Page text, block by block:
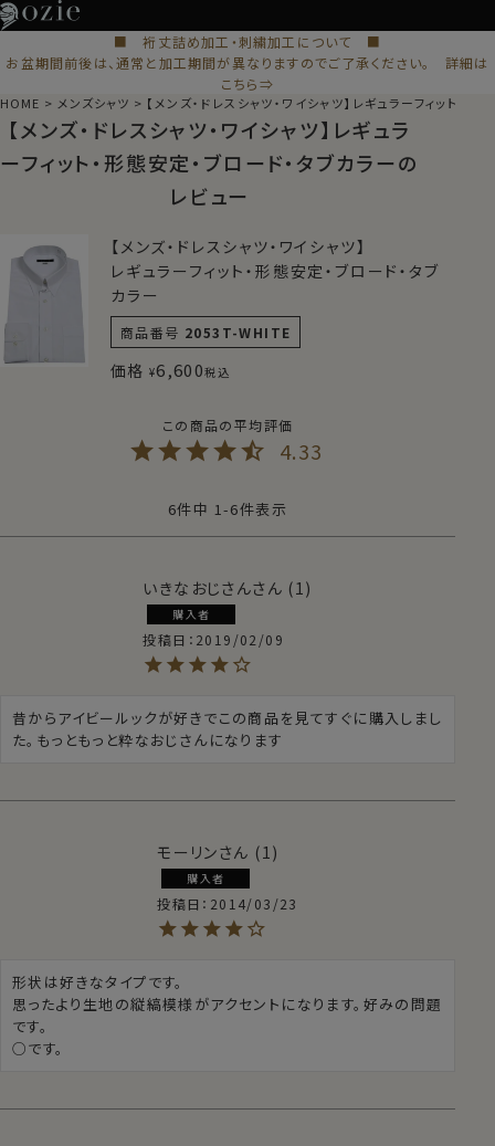
■ 裄丈詰め加工・刺繍加工について ■
お盆期間前後は、通常と加工期間が異なりますのでご了承ください。 詳細は
こちら⇒
HOME メンズシャツ 【メンズ・ドレスシャツ・ワイシャツ】レギュラーフィット・
【メンズ・ドレスシャツ・ワイシャツ】レギュラ
ーフィット・形態安定・ブロード・タブカラーの
レビュー
【メンズ・ドレスシャツ・ワイシャツ】
レギュラーフィット・形態安定・ブロード・タブ
カラー
商品番号 2053T-WHITE
価格 ¥6,600税込
4.33
6件中 1-6件表示
いきなおじさん 1
購入者
投稿日 2019/02/09
昔からアイビールックが好きでこの商品を見てすぐに購入しまし
た。もっともっと粋なおじさんになります
モーリン 1
購入者
投稿日 2014/03/23
形状は好きなタイプです。
思ったより生地の縦縞模様がアクセントになります。好みの問題
です。
○です。